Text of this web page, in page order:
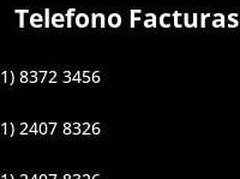
Telefono Facturas
8372 3456
2407 8326